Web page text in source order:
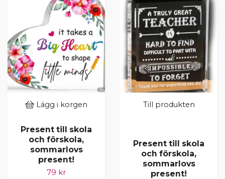
Lägg i korgen
Present till skola
och förskola,
sommarlovs
present!
79 kr
Till produkten
Present till skola
och förskola,
sommarlovs
present!